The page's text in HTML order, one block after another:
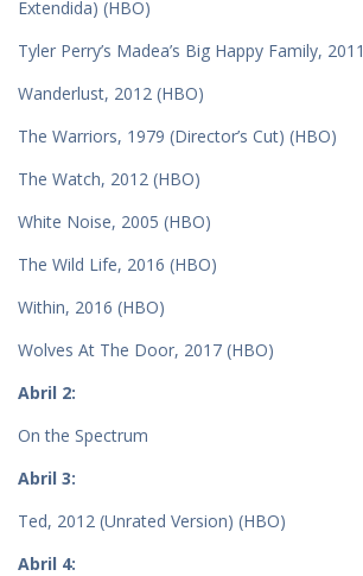
Extendida) (HBO)
Tyler Perry’s Madea’s Big Happy Family, 2011
Wanderlust, 2012 (HBO)
The Warriors, 1979 (Director’s Cut) (HBO)
The Watch, 2012 (HBO)
White Noise, 2005 (HBO)
The Wild Life, 2016 (HBO)
Within, 2016 (HBO)
Wolves At The Door, 2017 (HBO)
Abril 2:
On the Spectrum
Abril 3:
Ted, 2012 (Unrated Version) (HBO)
Abril 4: